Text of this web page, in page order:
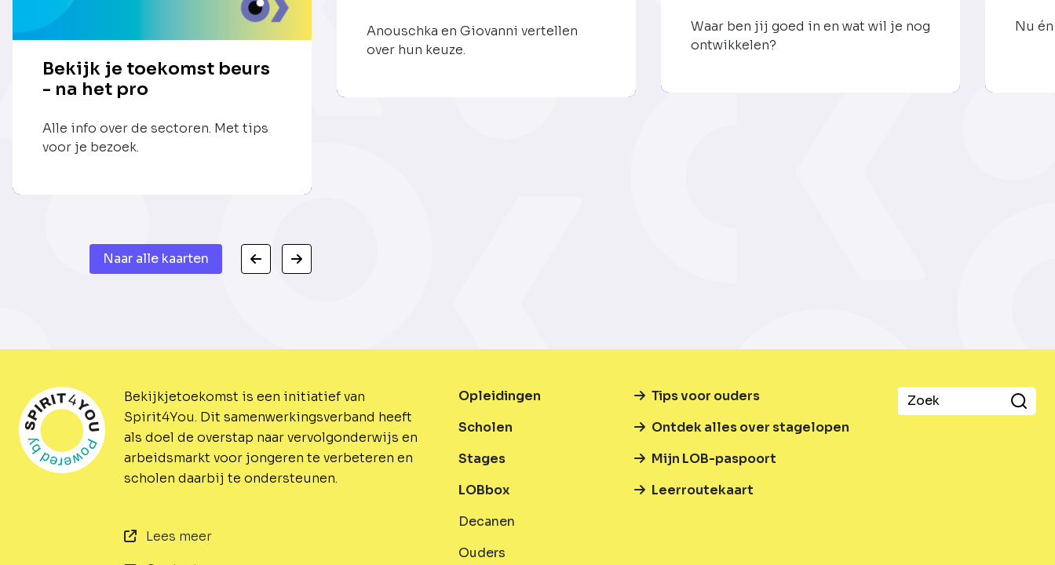
Bekijk je toekomst beurs
- na het pro
Alle info over de sectoren. Met tips
voor je bezoek.
Anouschka en Giovanni vertellen
over hun keuze.
Waar ben jij goed in en wat wil je nog
ontwikkelen?
Nu
Naar alle kaarten
Bekijkjetoekomst is een initiatief van
Spirit4You. Dit samenwerkingsverband heeft
als doel de overstap naar vervolgonderwijs en
arbeidsmarkt voor jongeren te verbeteren en
scholen daarbij te ondersteunen.
Lees meer
Opleidingen
Scholen
Stages
LOBbox
Decanen
Ouders
Tips voor ouders
Ontdek alles over stagelopen
Mijn LOB-paspoort
Leerroutekaart